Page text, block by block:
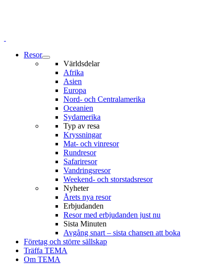
Resor
Världsdelar
Afrika
Asien
Europa
Nord- och Centralamerika
Oceanien
Sydamerika
Typ av resa
Kryssningar
Mat- och vinresor
Rundresor
Safariresor
Vandringsresor
Weekend- och storstadsresor
Nyheter
Årets nya resor
Erbjudanden
Resor med erbjudanden just nu
Sista Minuten
Avgång snart – sista chansen att boka
Företag och större sällskap
Träffa TEMA
Om TEMA